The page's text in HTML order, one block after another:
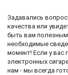
Задавались
качества или
быть вам
необходимые
момент! Если у вас
электронных
нам - мы всегда